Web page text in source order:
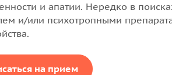
и апатии. Нередко в
и/или психотропными
на прием